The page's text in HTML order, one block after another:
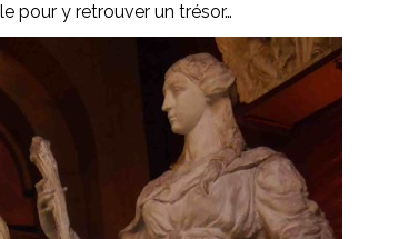
pour y retrouver un trésor…